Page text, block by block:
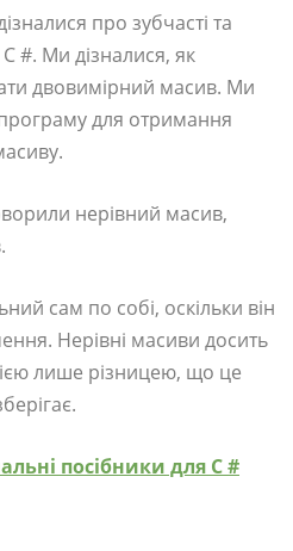
про зубчасті та
#. Ми дізналися, як
двовимірний масив. Ми
для отримання
нерівний масив,
сам по собі, оскільки він
Нерівні масиви досить
лише різницею, що це
посібники для C #